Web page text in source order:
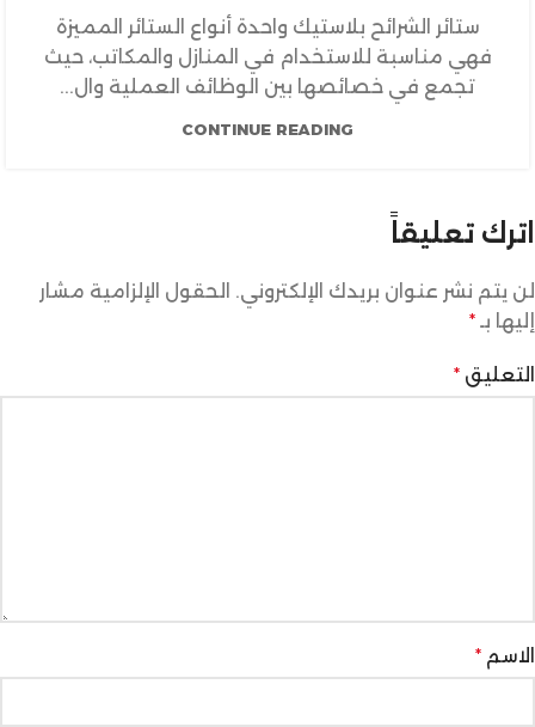
ستائر الشرائح بلاستيك واحدة أنواع الستائر المميزة
فهي مناسبة للاستخدام في المنازل والمكاتب، حيث
تجمع في خصائصها بين الوظائف العملية وال...
CONTINUE READING
اترك تعليقاً
لن يتم نشر عنوان بريدك الإلكتروني. الحقول الإلزامية مشار
إليها بـ *
التعليق *
الاسم *